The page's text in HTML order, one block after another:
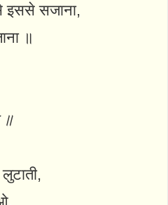
इससे सजाना,
॥
॥